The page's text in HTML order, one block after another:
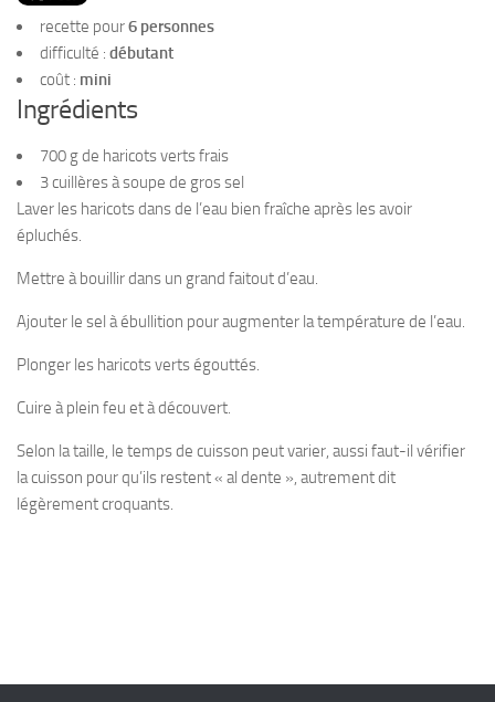
PRODUITS
RECETTES
Entrées
Desserts
recette pour6 personnes
difficulté : débutant
coût : mini
Ingrédients
700 g de haricots verts frais
3 cuillères à soupe de gros sel
Laver les haricots dans de l’eau bien fraîche après les avoir
épluchés.
Mettre à bouillir dans un grand faitout d’eau.
Ajouter le sel à ébullition pour augmenter la température de l’eau.
Plonger les haricots verts égouttés.
Cuire à plein feu et à découvert.
Selon la taille, le temps de cuisson peut varier, aussi faut-il vérifier
la cuisson pour qu’ils restent « al dente », autrement dit
légèrement croquants.